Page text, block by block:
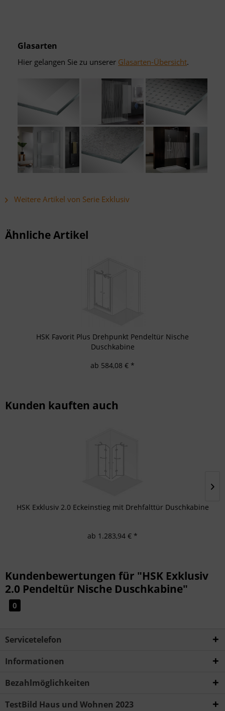
Glasarten
Hier gelangen Sie zu unserer Glasarten-Übersicht.
Weitere Artikel von Serie Exklusiv
Ähnliche Artikel
HSK Favorit Plus Drehpunkt Pendeltür Nische
Duschkabine
ab 584,08 € *
Kunden kauften auch
HSK Exklusiv 2.0 Eckeinstieg mit Drehfalttür Duschkabine
ab 1.283,94 € *
Kundenbewertungen für "HSK Exklusiv
2.0 Pendeltür Nische Duschkabine"
0
Servicetelefon
Informationen
Bezahlmöglichkeiten
TestBild Haus und Wohnen 2023